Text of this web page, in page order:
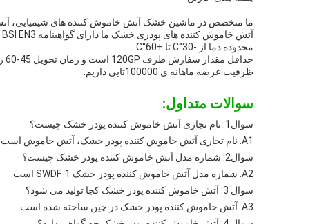
ما متخصص در ماشین خشک آتش خاموش کننده های شیمیایی،
محدوده دما از -30°C تا +60°C.
ظرفیت عرضه ماهانه ی 100000تایی داریم.
سوالات متداول:
سوال1: نام تجاری آتش خاموش کننده پودر خشک چیست؟
A1: نام تجاری آتش خاموش کننده پودر خشک، آتش خاموش است.
سوال2: شماره مدل آتش خاموش کننده پودر خشک چیست؟
A2: شماره مدل آتش خاموش کننده پودر خشک SWDF-1 است.
سوال 3: آتش خاموش کننده پودر خشک کجا تولید می شود؟
A3: آتش خاموش کننده پودر خشک در چین ساخته شده است.